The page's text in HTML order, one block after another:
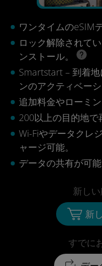
ワンタイムのeSIM
ロック解除されて
ンストール。
Smartstart – 到着
ンのアクティベー
追加料金やローミ
200以上の目的地で
Wi-Fiやデータクレ
ャージ可能。
データの共有が可能
すでに
新し
新